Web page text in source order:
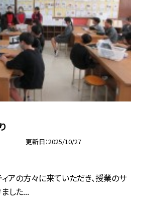
更新日 2025/10/27
アの方々に来ていただき、授業のサ
した...